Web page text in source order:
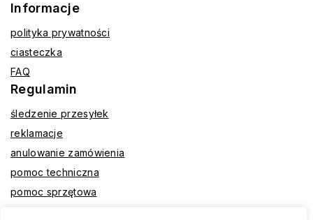
Informacje
polityka prywatności
ciasteczka
FAQ
Regulamin
śledzenie przesyłek
reklamacje
anulowanie zamówienia
pomoc techniczna
pomoc sprzętowa